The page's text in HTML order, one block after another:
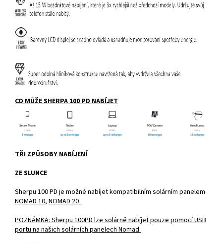
CO MŮŽE SHERPA 100 PD NABÍJET
TŘI ZPŮSOBY NABÍJENÍ
ZE SLUNCE
Sherpu 100 PD je možné nabíjet kompatibilním solárním panelem
NOMAD 10, NOMAD 20.
POZNÁMKA: Sherpu 100PD lze solárně nabíjet pouze pomocí USB
portu na našich solárních panelech Nomad.